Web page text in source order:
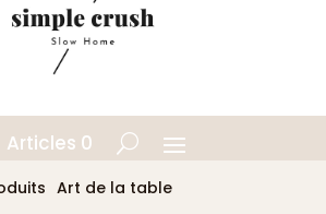
Articles 0
Art de la table